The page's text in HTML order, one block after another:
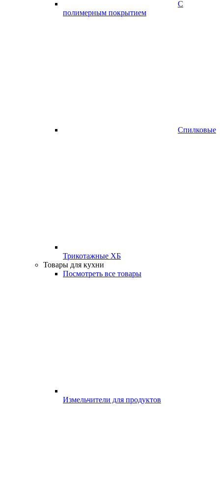
С
полимерным покрытием
Спилковые
Трикотажные ХБ
Товары для кухни
Посмотреть все товары
Измельчители для продуктов